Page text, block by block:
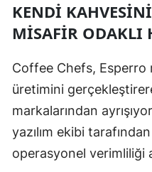
KENDI
MISAFIR ODAKLI
Coffee Chefs, Esperro
üretimini
markalarından
yazılım ekibi
operasyonel verimliliği